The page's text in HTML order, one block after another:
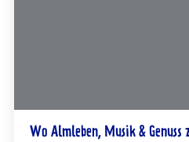
Wo Almleben, Musik & Genuss